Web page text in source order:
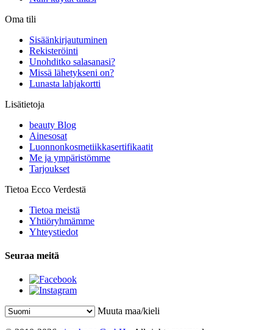
Oma tili
Sisäänkirjautuminen
Rekisteröinti
Unohditko salasanasi?
Missä lähetykseni on?
Lunasta lahjakortti
Lisätietoja
beauty Blog
Ainesosat
Luonnonkosmetiikkasertifikaatit
Me ja ympäristömme
Tarjoukset
Tietoa Ecco Verdestä
Tietoa meistä
Yhtiöryhmämme
Yhteystiedot
Seuraa meitä
Muuta maa/kieli